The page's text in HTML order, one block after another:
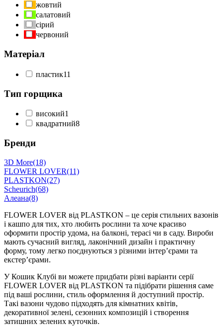
жовтий
салатовий
сірий
червоний
Матеріал
пластик11
Тип горщика
високий1
квадратний8
Бренди
3D More(18)
FLOWER LOVER(11)
PLASTKON(27)
Scheurich(68)
Алеана(8)
FLOWER LOVER від PLASTKON – це серія стильних вазонів
і кашпо для тих, хто любить рослини та хоче красиво
оформити простір удома, на балконі, терасі чи в саду. Вироби
мають сучасний вигляд, лаконічний дизайн і практичну
форму, тому легко поєднуються з різними інтер’єрами та
екстер’єрами.
У Кошик Клубі ви можете придбати різні варіанти серії
FLOWER LOVER від PLASTKON та підібрати рішення саме
під ваші рослини, стиль оформлення й доступний простір.
Такі вазони чудово підходять для кімнатних квітів,
декоративної зелені, сезонних композицій і створення
затишних зелених куточків.